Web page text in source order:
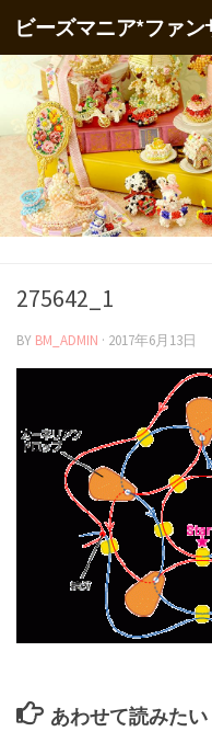
275642_1
BY BM_ADMIN · 2017年6月13日
あわせて読みたい